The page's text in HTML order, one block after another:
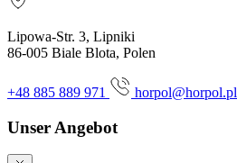
Lipowa-Str. 3, Lipniki
86-005 Biale Blota, Polen
+48 885 889 971 horpol@horpol.pl
Unser Angebot